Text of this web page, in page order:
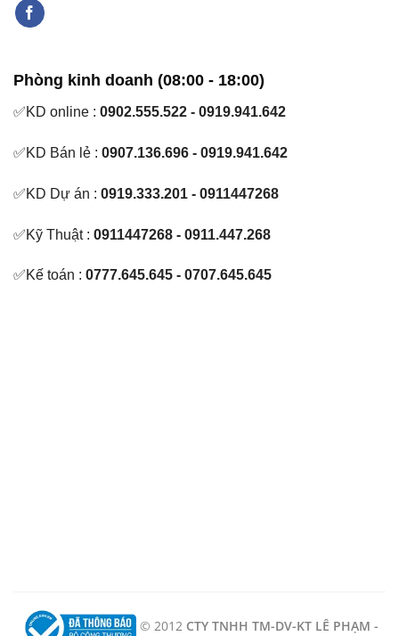
Phòng kinh doanh (08:00 - 18:00)
✅KD online : 0902.555.522 - 0919.941.642
✅KD Bán lẻ : 0907.136.696 - 0919.941.642
✅KD Dự án : 0919.333.201 - 0911447268
✅Kỹ Thuật : 0911447268 - 0911.447.268
✅Kế toán : 0777.645.645 - 0707.645.645
© 2012 CTY TNHH TM-DV-KT LÊ PHẠM -